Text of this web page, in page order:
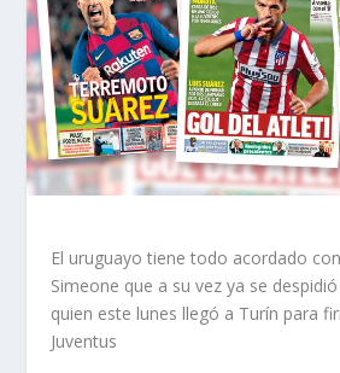
El uruguayo tiene todo acordado
Simeone que a su vez ya se
quien este lunes llegó a Turín para
Juventus